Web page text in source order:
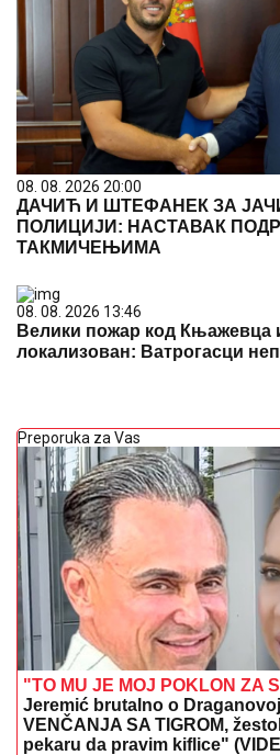
08. 08. 2026 20:00
ДАЧИЋ И ШТЕФАНЕК ЗА
ПОЛИЦИЈИ: НАСТАВАК
ТАКМИЧЕЊИМА
08. 08. 2026 13:46
Велики пожар код Књажевца
локализован: Ватрогасци
Preporuka za Vas
"TO MU JE MOJ POKLON ZA
Jeremić brutalno o
VENČANJA SA TIGROM,
pekaru da pravim kiflice"